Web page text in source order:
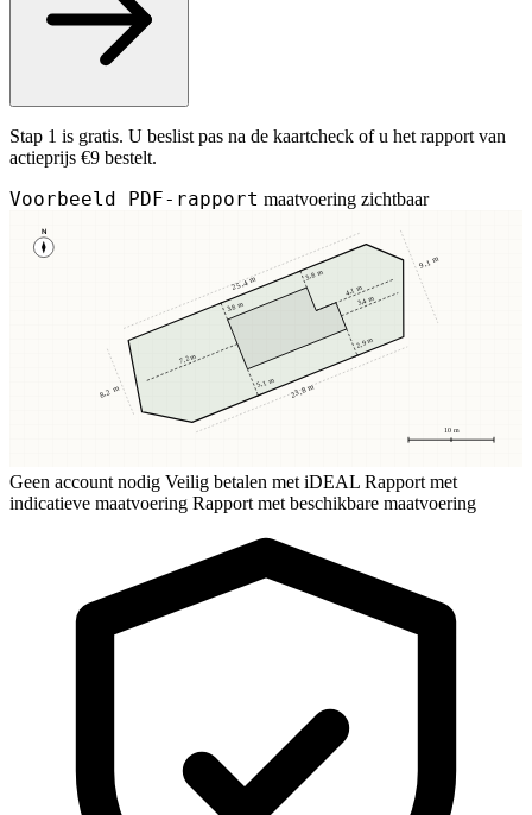
Stap 1 is gratis. U beslist pas na de kaartcheck of u het rapport van
actieprijs €9 bestelt.
Voorbeeld PDF-rapport maatvoering zichtbaar
N
10 m
3,8 m
3,8 m
5,1 m
2,9 m
7,2 m
3,4 m
4,1 m
25,4 m
23,8 m
8,2 m
9,1 m
Geen account nodig Veilig betalen met iDEAL Rapport met
indicatieve maatvoering Rapport met beschikbare maatvoering